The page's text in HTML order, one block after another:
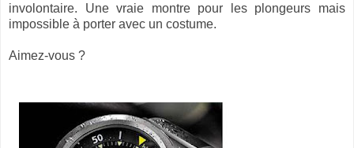
involontaire. Une vraie montre pour les plongeurs mais
impossible à porter avec un costume.
Aimez-vous ?